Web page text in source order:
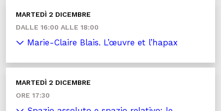
MARTEDÌ 2 DICEMBRE
DALLE 16:00 ALLE 18:00
Marie-Claire Blais. L’œuvre et l’hapax
MARTEDÌ 2 DICEMBRE
ORE 17:30